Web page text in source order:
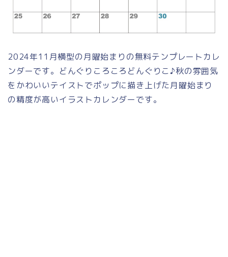
2024年11月横型の月曜始まりの無料テンプレートカレ
ンダーです。どんぐりころころどんぐりこ♪秋の雰囲気
をかわいいテイストでポップに描き上げた月曜始まり
の精度が高いイラストカレンダーです。